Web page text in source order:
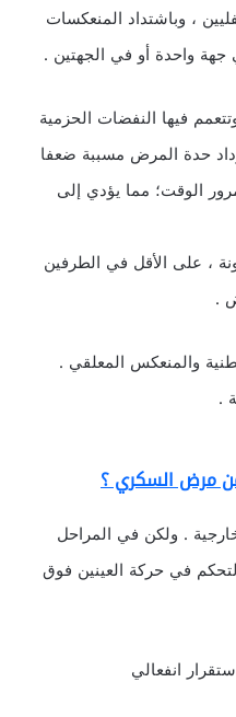
، وباشتداد المنعكسات
جهة واحدة أو في الجهتين .
فيها النفضات الحزمية
حدة المرض مسببة ضعفا
الوقت؛ مما يؤدي إلى
، على الأقل في الطرفين
.
والمنعكس المعلقي .
.
مرض السكري ؟
. ولكن في المراحل
في حركة العينين فوق
انفعالي